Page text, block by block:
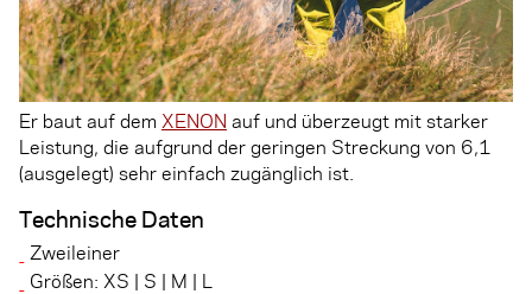
Er baut auf dem XENON auf und überzeugt mit starker
Leistung, die aufgrund der geringen Streckung von 6,1
(ausgelegt) sehr einfach zugänglich ist.
Technische Daten
Zweileiner
Größen: XS | S | M | L